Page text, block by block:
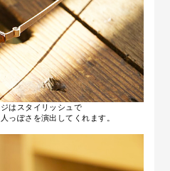
はスタイリッシュで
っぽさを演出してくれます。